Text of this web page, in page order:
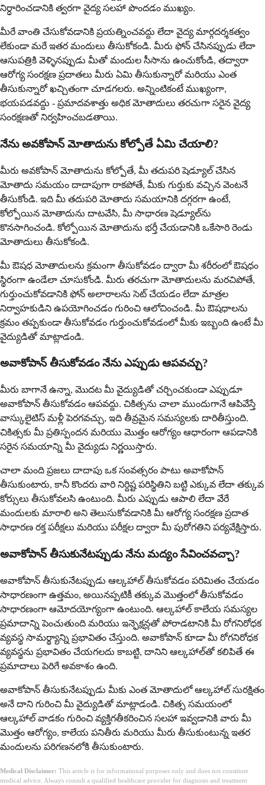
నిర్ధారించడానికి త్వరగా వైద్య సలహా పొందడం ముఖ్యం.
మీరే వాంతి చేసుకోవడానికి ప్రయత్నించవద్దు లేదా వైద్య మార్గదర్శకత్వం
లేకుండా మరే ఇతర మందులు తీసుకోకండి. మీరు ఫోన్ చేసినప్పుడు లేదా
ఆసుపత్రికి వెళ్ళినప్పుడు మీతో మందుల సీసాను ఉంచుకోండి, తద్వారా
ఆరోగ్య సంరక్షణ ప్రదాతలు మీరు ఏమి తీసుకున్నారో మరియు ఎంత
తీసుకున్నారో ఖచ్చితంగా చూడగలరు. అన్నింటికంటే ముఖ్యంగా,
భయపడవద్దు - ప్రమాదవశాత్తు అధిక మోతాదులు తరచుగా సరైన వైద్య
సంరక్షణతో నిర్వహించబడతాయి.
నేను అవకోపాన్ మోతాదును కోల్పోతే ఏమి చేయాలి?
మీరు అవకోపాన్ మోతాదును కోల్పోతే, మీ తదుపరి షెడ్యూల్ చేసిన
మోతాదు సమయం దాదాపుగా రాకపోతే, మీకు గుర్తుకు వచ్చిన వెంటనే
తీసుకోండి. ఇది మీ తదుపరి మోతాదు సమయానికి దగ్గరగా ఉంటే,
కోల్పోయిన మోతాదును దాటవేసి, మీ సాధారణ షెడ్యూల్‌ను
కొనసాగించండి. కోల్పోయిన మోతాదును భర్తీ చేయడానికి ఒకేసారి రెండు
మోతాదులు తీసుకోకండి.
మీ ఔషధ మోతాదులను క్రమంగా తీసుకోవడం ద్వారా మీ శరీరంలో ఔషధం
స్థిరంగా ఉండేలా చూసుకోండి. మీరు తరచుగా మోతాదులను మరచిపోతే,
గుర్తుంచుకోవడానికి ఫోన్ అలారాలను సెట్ చేయడం లేదా మాత్రల
నిర్వాహకుడిని ఉపయోగించడం గురించి ఆలోచించండి. మీ ఔషధాలను
క్రమం తప్పకుండా తీసుకోవడం గుర్తుంచుకోవడంలో మీకు ఇబ్బంది ఉంటే మీ
వైద్యుడితో మాట్లాడండి.
అవాకోపాన్ తీసుకోవడం నేను ఎప్పుడు ఆపవచ్చు?
మీరు బాగానే ఉన్నా, మొదట మీ వైద్యుడితో చర్చించకుండా ఎప్పుడూ
అవాకోపాన్ తీసుకోవడం ఆపవద్దు. చికిత్సను చాలా ముందుగానే ఆపివేస్తే
వాస్కులైటిస్ మళ్లీ పెరగవచ్చు, ఇది తీవ్రమైన సమస్యలకు దారితీస్తుంది.
చికిత్సకు మీ ప్రతిస్పందన మరియు మొత్తం ఆరోగ్యం ఆధారంగా ఆపడానికి
సరైన సమయాన్ని మీ వైద్యుడు నిర్ణయిస్తారు.
చాలా మంది ప్రజలు దాదాపు ఒక సంవత్సరం పాటు అవాకోపాన్
తీసుకుంటారు, కానీ కొందరు వారి నిర్దిష్ట పరిస్థితిని బట్టి ఎక్కువ లేదా తక్కువ
కోర్సులు తీసుకోవలసి ఉంటుంది. మీరు ఎప్పుడు ఆపాలి లేదా వేరే
మందులకు మారాలి అని తెలుసుకోవడానికి మీ ఆరోగ్య సంరక్షణ ప్రదాత
సాధారణ రక్త పరీక్షలు మరియు పరీక్షల ద్వారా మీ పురోగతిని పర్యవేక్షిస్తారు.
అవాకోపాన్ తీసుకునేటప్పుడు నేను మద్యం సేవించవచ్చా?
అవాకోపాన్ తీసుకునేటప్పుడు ఆల్కహాల్ తీసుకోవడం పరిమితం చేయడం
సాధారణంగా ఉత్తమం, అయినప్పటికీ తక్కువ మొత్తంలో తీసుకోవడం
సాధారణంగా ఆమోదయోగ్యంగా ఉంటుంది. ఆల్కహాల్ కాలేయ సమస్యల
ప్రమాదాన్ని పెంచుతుంది మరియు ఇన్ఫెక్షన్లతో పోరాడటానికి మీ రోగనిరోధక
వ్యవస్థ సామర్థ్యాన్ని ప్రభావితం చేస్తుంది. అవాకోపాన్ కూడా మీ రోగనిరోధక
వ్యవస్థను ప్రభావితం చేయగలదు కాబట్టి, దానిని ఆల్కహాల్‌తో కలిపితే ఈ
ప్రమాదాలు పెరిగే అవకాశం ఉంది.
అవాకోపాన్ తీసుకునేటప్పుడు మీకు ఎంత మోతాదులో ఆల్కహాల్ సురక్షితం
అనే దాని గురించి మీ వైద్యుడితో మాట్లాడండి. చికిత్స సమయంలో
ఆల్కహాల్ వాడకం గురించి వ్యక్తిగతీకరించిన సలహా ఇవ్వడానికి వారు మీ
మొత్తం ఆరోగ్యం, కాలేయ పనితీరు మరియు మీరు తీసుకుంటున్న ఇతర
మందులను పరిగణనలోకి తీసుకుంటారు.
Medical Disclaimer: This article is for informational purposes only and does not constitute
medical advice. Always consult a qualified healthcare provider for diagnosis and treatment